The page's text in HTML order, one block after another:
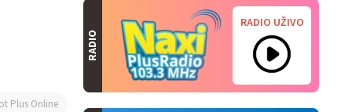
Plus Online
RADIO
RADIO UŽIVO